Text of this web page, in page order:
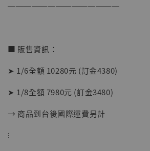
──────────────
■ 販售資訊：
➤ 1/6全額 10280元 (訂金4380)
➤ 1/8全額 7980元 (訂金3480)
→ 商品到台後國際運費另計
⁝